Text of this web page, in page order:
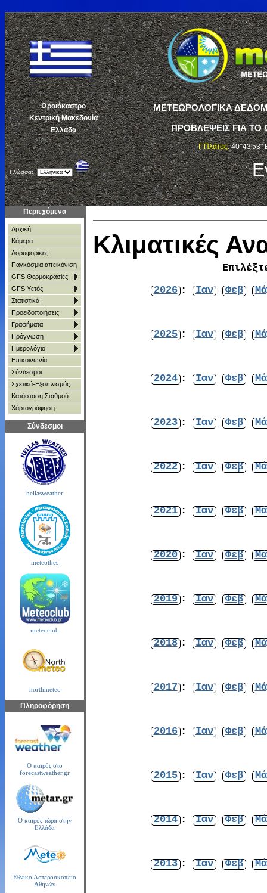
Ωραιόκαστρο
Κεντρική Μακεδονία
Ελλάδα
ΜΕΤΕΩΡΟΛΟΓΙΚΑ
ΠΡΟΒΛΕΨΕΙΣ ΓΙΑ ΤΟ
Γ.Πλάτος:40°43'53"
Γλώσσα:
Περιεχόμενα
Αρχική
Κάμερα
Δορυφορικές
Παγκόσμια απεικόνιση
GFS Θερμοκρασίες
GFS Υετός
Στατιστικά
Προειδοποιήσεις
Γραφήματα
Πρόγνωση
Ημερολόγιο
Επικοινωνία
Σύνδεσμοι
Σχετικά-Εξοπλισμός
Κατάσταση Σταθμού
Χάρτoγράφηση
Σύνδεσμοι
hellasweather
meteothes
meteoclub
northmeteo
Πληροφόρηση
Ο καιρός στο
forecastweather.gr
Ο καιρός τώρα στην
Ελλάδα
Εθνικό Αστεροσκοπείο
Αθηνών
Κλιματικές
2026 : Ιαν Φεβ
2025 : Ιαν Φεβ
2024 : Ιαν Φεβ
2023 : Ιαν Φεβ
2022 : Ιαν Φεβ
2021 : Ιαν Φεβ
2020 : Ιαν Φεβ
2019 : Ιαν Φεβ
2018 : Ιαν Φεβ
2017 : Ιαν Φεβ
2016 : Ιαν Φεβ
2015 : Ιαν Φεβ
2014 : Ιαν Φεβ
2013 : Ιαν Φεβ